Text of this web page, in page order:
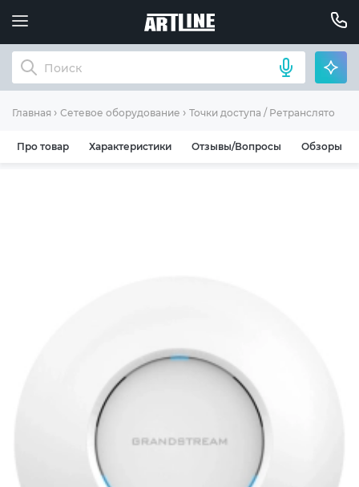
Главная Сетевое оборудование Точки доступа / Ретрансляторы
Про товар Характеристики Отзывы/Вопросы Обзоры